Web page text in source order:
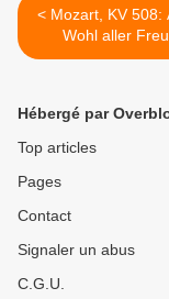
< Mozart, KV 508: Auf das
Wohl aller
Hébergé par
Top articles
Pages
Contact
Signaler un abus
C.G.U.